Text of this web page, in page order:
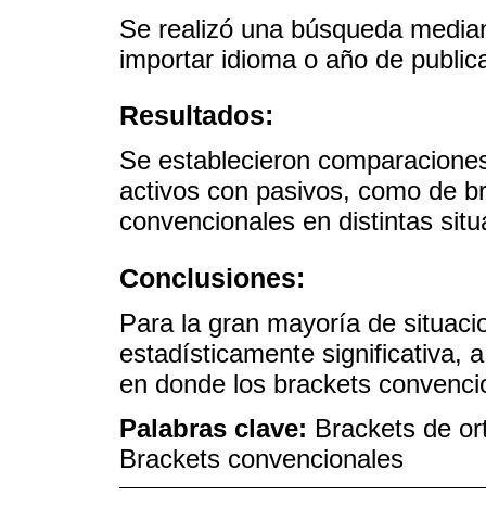
Se realizó una búsqueda
importar idioma o año de
Resultados:
Se establecieron
activos con pasivos, como de
convencionales en distintas
Conclusiones:
Para la gran mayoría de
estadísticamente significativa,
en donde los brackets
Palabras clave: Brackets de
Brackets convencionales